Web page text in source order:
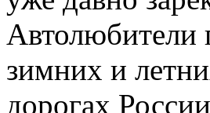
Автолюбители
зимних и
дорогах